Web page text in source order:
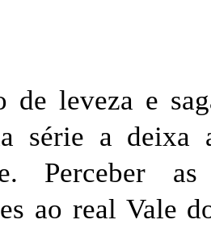
de leveza e
série a deixa
Perceber
ao real Vale